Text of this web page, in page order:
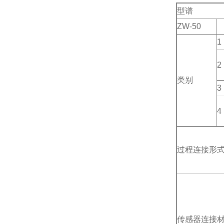
型谱
ZW-50
类别
1
2
3
4
过程连接形
传感器连接